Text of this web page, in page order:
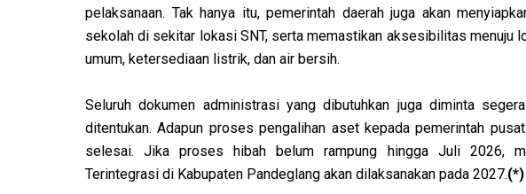
pelaksanaan. Tak hanya itu, pemerintah daerah juga akan
sekolah di sekitar lokasi SNT, serta memastikan aksesibilitas menuju
umum, ketersediaan listrik, dan air bersih.
Seluruh dokumen administrasi yang dibutuhkan juga diminta
ditentukan. Adapun proses pengalihan aset kepada pemerintah
selesai. Jika proses hibah belum rampung hingga Juli 2026,
Terintegrasi di Kabupaten Pandeglang akan dilaksanakan pada 2027.(*)